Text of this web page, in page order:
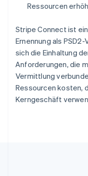
Ressourcen
Stripe Connect ist
Ernennung als
sich die Einhaltung
Anforderungen, die
Vermittlung
Ressourcen kosten,
Kerngeschäft
Japan
Kanada
EnglishFrançais
Kroatien
Lettland
English
Liechtenstein
DeutschEnglish